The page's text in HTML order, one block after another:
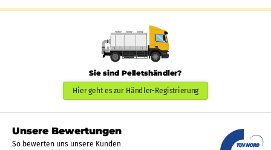
Sie sind Pelletshändler?
Hier geht es zur Händler-Registrierung
Unsere Bewertungen
So bewerten uns unsere Kunden